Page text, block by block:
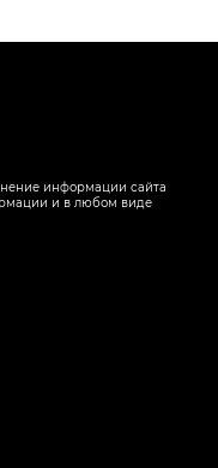
информации сайта
и в любом виде